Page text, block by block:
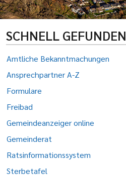
SCHNELL GEFUNDEN
Amtliche Bekanntmachungen
Ansprechpartner A-Z
Formulare
Freibad
Gemeindeanzeiger online
Gemeinderat
Ratsinformationssystem
Sterbetafel